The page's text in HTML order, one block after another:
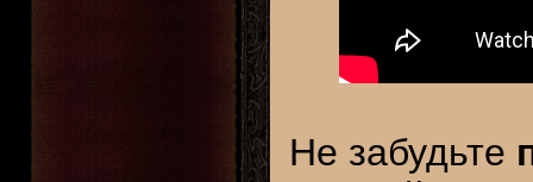
Не забудьте